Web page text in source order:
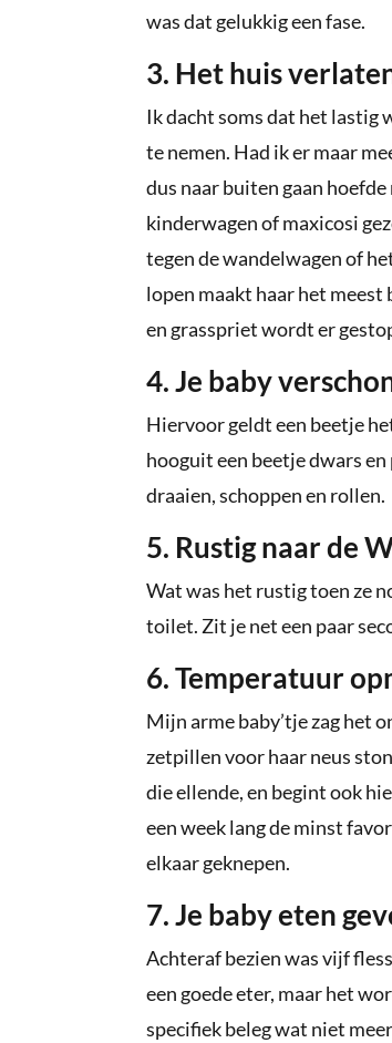
was dat gelukkig een fase.
3. Het huis
Ik dacht soms dat het lastig
te nemen. Had ik er maar
dus naar buiten gaan
kinderwagen of maxicosi
tegen de wandelwagen of
lopen maakt haar het
en grasspriet wordt er
4. Je baby
Hiervoor geldt een beetje
hooguit een beetje dwars
draaien, schoppen en rollen.
5. Rustig naar de
Wat was het rustig toen ze
toilet. Zit je net een paar
6. Temperatuur
Mijn arme baby’tje zag het
zetpillen voor haar neus
die ellende, en begint ook
een week lang de minst
elkaar geknepen.
7. Je baby eten
Achteraf bezien was vijf
een goede eter, maar het
specifiek beleg wat niet